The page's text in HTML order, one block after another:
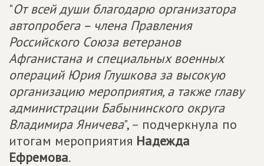
"От всей души благодарю организатора
автопробега – члена Правления
Российского Союза ветеранов
Афганистана и специальных военных
операций Юрия Глушкова за высокую
организацию мероприятия, а также главу
администрации Бабынинского округа
Владимира Яничева", – подчеркнула по
итогам мероприятия Надежда
Ефремова.